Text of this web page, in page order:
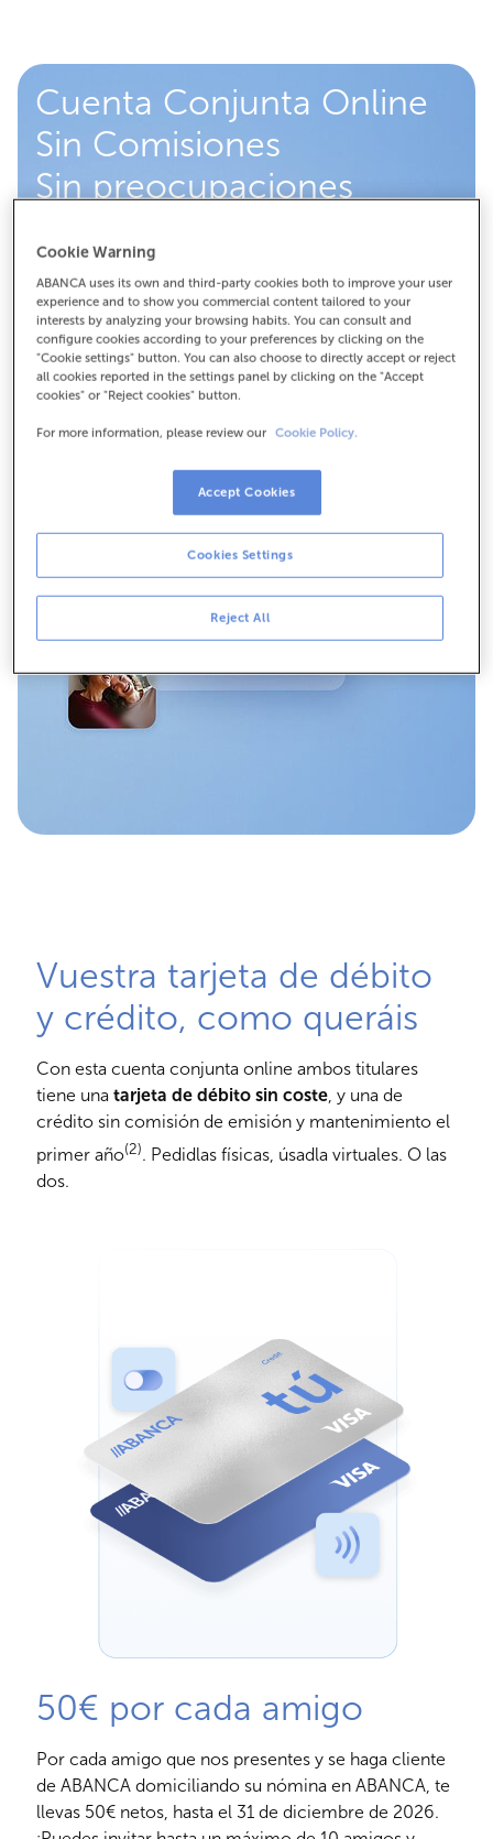
Cuenta Conjunta Online
Sin Comisiones
Sin preocupaciones
de mantenimiento (
bancaria online diseñada para el uso cotidiano,
perfecta como cuenta compartida para pareja,
familiares o compañeros de piso. Incluye servicios
básicos sin comisiones de mantenimiento ni
administración.
Vuestra tarjeta de débito
y crédito, como queráis
Con esta cuenta conjunta online ambos titulares
tiene una tarjeta de débito sin coste, y una de
crédito sin comisión de emisión y mantenimiento el
primer año(2). Pedidlas físicas, úsadla virtuales. O las
dos.
50€ por cada amigo
Por cada amigo que nos presentes y se haga cliente
de ABANCA domiciliando su nómina en ABANCA, te
llevas 50€ netos, hasta el 31 de diciembre de 2026.
Cookie Warning
ABANCA uses its own and third-party cookies both to improve your user
experience and to show you commercial content tailored to your
interests by analyzing your browsing habits. You can consult and
configure cookies according to your preferences by clicking on the
"Cookie settings" button. You can also choose to directly accept or reject
all cookies reported in the settings panel by clicking on the "Accept
cookies" or "Reject cookies" button.
For more information, please review our Cookie Policy.
Reject All
Cookies Settings
Accept Cookies